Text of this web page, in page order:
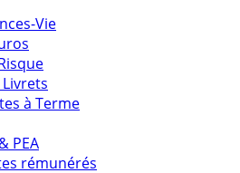
Vie
à Terme